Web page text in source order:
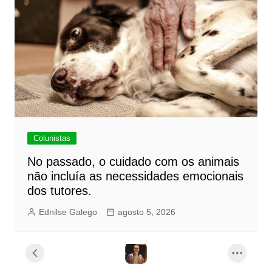
Colunistas
No passado, o cuidado com os animais
não incluía as necessidades emocionais
dos tutores.
Ednilse Galego agosto 5, 2026